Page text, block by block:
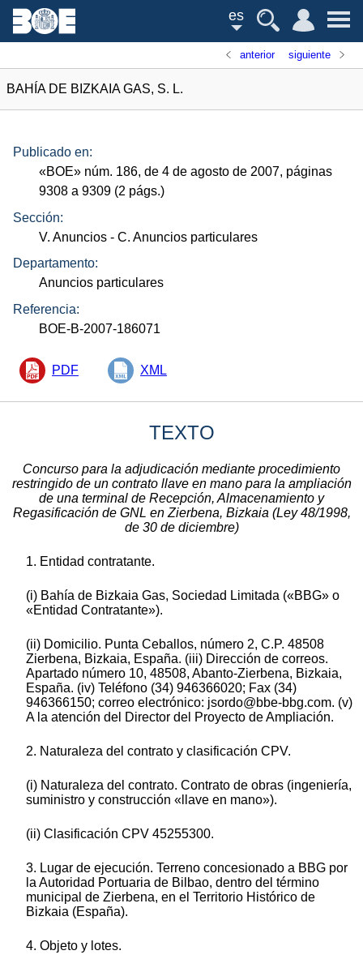
es
anterior siguiente
BAHÍA DE BIZKAIA GAS, S. L.
Publicado en:
«BOE» núm. 186, de 4 de agosto de 2007, páginas
9308 a 9309 (2 págs.)
Sección:
V. Anuncios - C. Anuncios particulares
Departamento:
Anuncios particulares
Referencia:
BOE-B-2007-186071
PDF XML
TEXTO
Concurso para la adjudicación mediante procedimiento
restringido de un contrato llave en mano para la ampliación
de una terminal de Recepción, Almacenamiento y
Regasificación de GNL en Zierbena, Bizkaia (Ley 48/1998,
de 30 de diciembre)
1. Entidad contratante.
(i) Bahía de Bizkaia Gas, Sociedad Limitada («BBG» o
«Entidad Contratante»).
(ii) Domicilio. Punta Ceballos, número 2, C.P. 48508
Zierbena, Bizkaia, España. (iii) Dirección de correos.
Apartado número 10, 48508, Abanto-Zierbena, Bizkaia,
España. (iv) Teléfono (34) 946366020; Fax (34)
946366150; correo electrónico: jsordo@bbe-bbg.com. (v)
A la atención del Director del Proyecto de Ampliación.
2. Naturaleza del contrato y clasificación CPV.
(i) Naturaleza del contrato. Contrato de obras (ingeniería,
suministro y construcción «llave en mano»).
(ii) Clasificación CPV 45255300.
3. Lugar de ejecución. Terreno concesionado a BBG por
la Autoridad Portuaria de Bilbao, dentro del término
municipal de Zierbena, en el Territorio Histórico de
Bizkaia (España).
4. Objeto y lotes.